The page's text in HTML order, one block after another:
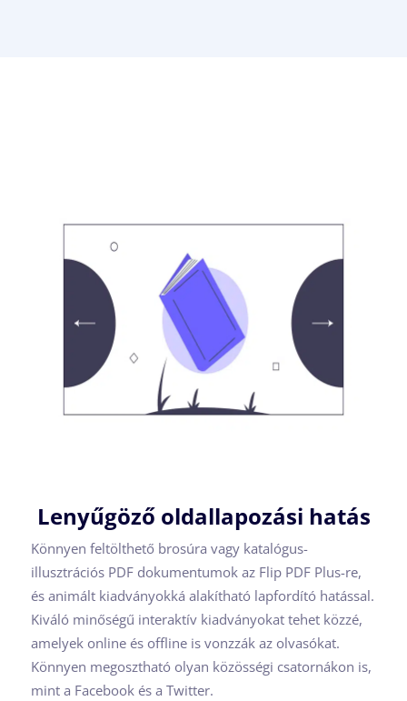
Lenyűgöző oldallapozási hatás
Könnyen feltölthető brosúra vagy katalógus-
illusztrációs PDF dokumentumok az Flip PDF Plus-re,
és animált kiadványokká alakítható lapfordító hatással.
Kiváló minőségű interaktív kiadványokat tehet közzé,
amelyek online és offline is vonzzák az olvasókat.
Könnyen megosztható olyan közösségi csatornákon is,
mint a Facebook és a Twitter.